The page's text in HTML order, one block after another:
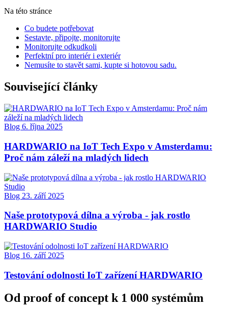
Na této stránce
Co budete potřebovat
Sestavte, připojte, monitorujte
Monitorujte odkudkoli
Perfektní pro interiér i exteriér
Nemusíte to stavět sami, kupte si hotovou sadu.
Související články
Blog 6. října 2025
HARDWARIO na IoT Tech Expo v Amsterdamu:
Proč nám záleží na mladých lidech
Blog 23. září 2025
Naše prototypová dílna a výroba - jak rostlo
HARDWARIO Studio
Blog 16. září 2025
Testování odolnosti IoT zařízení HARDWARIO
Od proof of concept k 1 000 systémům